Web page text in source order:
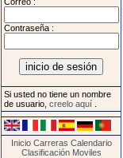
Contraseña :
Si usted no tiene un nombre
de usuario, creelo aquí
Inicio Carreras Calendario
Clasificación Moviles